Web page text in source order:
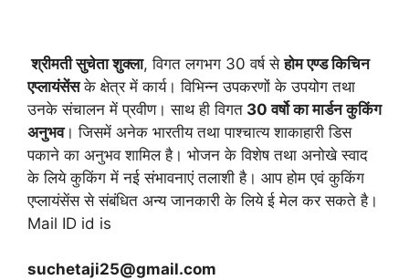
श्रीमती सुचेता शुक्ला, विगत लगभग 30 वर्ष सेहोम एण्ड किचिन
एप्लायंसेंसके क्षेत्र में कार्य। विभिन्न उपकरणों के उपयोग तथा
उनके संचालन में प्रवीण। साथ ही विगत 30 वर्षो का मार्डन कुकिंग
अनुभव। जिसमें अनेक भारतीय तथा पाश्चात्य शाकाहारी डिस
पकाने का अनुभव शामिल है। भोजन के विशेष तथा अनोखे स्वाद
के लिये कुकिंग में नई संभावनाएं तलाशी है। आप होम एवं कुकिंग
एप्लायंसेंस से संबंधित अन्य जानकारी के लिये ई मेल कर सकते है।
Mail ID id is
suchetaji25@gmail.com